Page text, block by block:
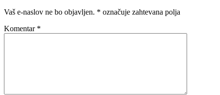
Vaš e-naslov ne bo objavljen. * označuje zahtevana polja
Komentar *